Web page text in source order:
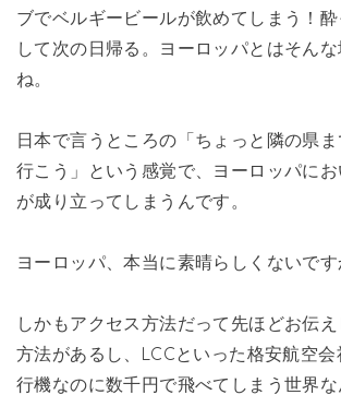
ブでベルギービールが飲めてしまう！
して次の日帰る。ヨーロッパとはそん
ね。
日本で言うところの「ちょっと隣の県
行こう」という感覚で、ヨーロッパに
が成り立ってしまうんです。
ヨーロッパ、本当に素晴らしくないです
しかもアクセス方法だって先ほどお伝
方法があるし、LCCといった格安航空
行機なのに数千円で飛べてしまう世界な